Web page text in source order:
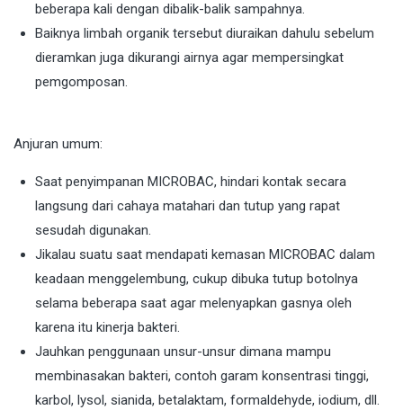
beberapa kali dengan dibalik-balik sampahnya.
Baiknya limbah organik tersebut diuraikan dahulu sebelum
dieramkan juga dikurangi airnya agar mempersingkat
pemgomposan.
Anjuran umum:
Saat penyimpanan MICROBAC, hindari kontak secara
langsung dari cahaya matahari dan tutup yang rapat
sesudah digunakan.
Jikalau suatu saat mendapati kemasan MICROBAC dalam
keadaan menggelembung, cukup dibuka tutup botolnya
selama beberapa saat agar melenyapkan gasnya oleh
karena itu kinerja bakteri.
Jauhkan penggunaan unsur-unsur dimana mampu
membinasakan bakteri, contoh garam konsentrasi tinggi,
karbol, lysol, sianida, betalaktam, formaldehyde, iodium, dll.